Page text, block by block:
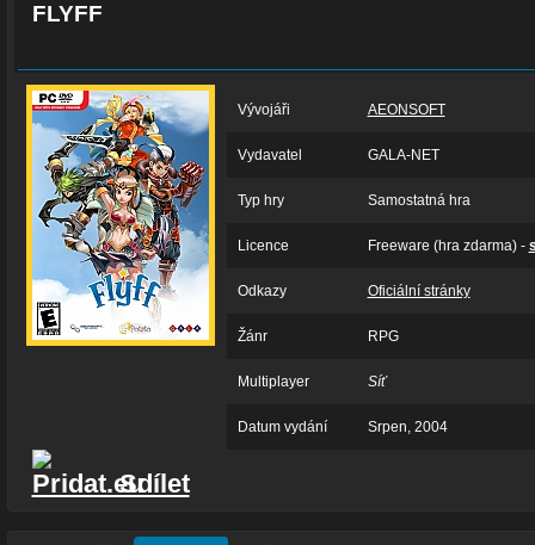
FLYFF
Vývojáři AEONSOFT
Vydavatel GALA-NET
Typ hry Samostatná hra
Licence Freeware (hra zdarma) -
Odkazy Oficiální stránky
Žánr RPG
Multiplayer Síť
Datum vydání Srpen, 2004
Sdílet